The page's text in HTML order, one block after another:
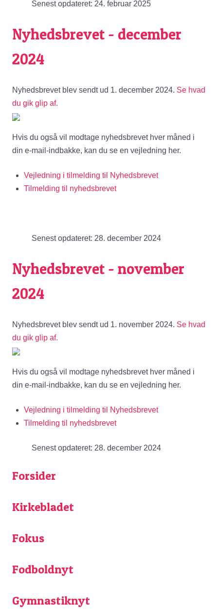
Senest opdateret: 24. februar 2025
Nyhedsbrevet - december
2024
Nyhedsbrevet blev sendt ud 1. december 2024. Se hvad
du gik glip af.
Hvis du også vil modtage nyhedsbrevet hver måned i
din e-mail-indbakke, kan du se en vejledning her.
Vejledning i tilmelding til Nyhedsbrevet
Tilmelding til nyhedsbrevet
Senest opdateret: 28. december 2024
Nyhedsbrevet - november
2024
Nyhedsbrevet blev sendt ud 1. november 2024. Se hvad
du gik glip af.
Hvis du også vil modtage nyhedsbrevet hver måned i
din e-mail-indbakke, kan du se en vejledning her.
Vejledning i tilmelding til Nyhedsbrevet
Tilmelding til nyhedsbrevet
Senest opdateret: 28. december 2024
Forsider
Kirkebladet
Fokus
Fodboldnyt
Gymnastiknyt